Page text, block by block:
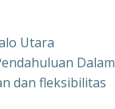
Utara
Dalam
dan fleksibilitas